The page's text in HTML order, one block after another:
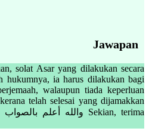
Jawapan
solat Asar yang dilakukan secara
hukumnya, ia harus dilakukan bagi
walaupun tiada keperluan
telah selesai yang dijamakkan